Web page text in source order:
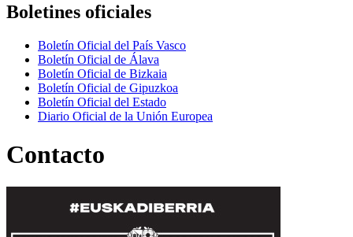
Boletines oficiales
Boletín Oficial del País Vasco
Boletín Oficial de Álava
Boletín Oficial de Bizkaia
Boletín Oficial de Gipuzkoa
Boletín Oficial del Estado
Diario Oficial de la Unión Europea
Contacto